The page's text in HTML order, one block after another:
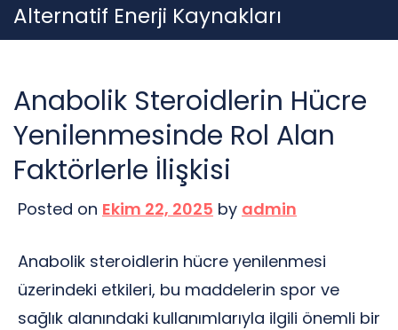
Skip
to
Alternatif Enerji Kaynakları
Anabolik Steroidlerin Hücre
Yenilenmesinde Rol Alan
Faktörlerle İlişkisi
Posted on Ekim 22, 2025 by admin
Anabolik steroidlerin hücre yenilenmesi
üzerindeki etkileri, bu maddelerin spor ve
sağlık alanındaki kullanımlarıyla ilgili önemli bir